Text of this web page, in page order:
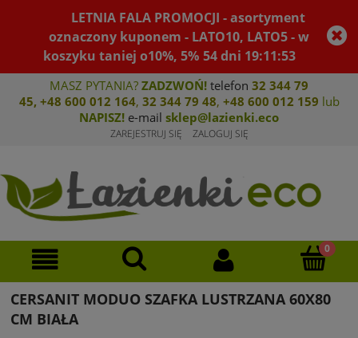
LETNIA FALA PROMOCJI - asortyment
oznaczony kuponem - LATO10, LATO5 - w
koszyku taniej o10%, 5% 54dni 19:11:53
MASZ PYTANIA? ZADZWOŃ! telefon 32 344 79
45, +48 600 012 164, 32 344 79 48, +48 600 012 159 lub
NAPISZ! e-mail sklep@lazienki.eco
ZAREJESTRUJ SIĘ ZALOGUJ SIĘ
CERSANIT MODUO SZAFKA LUSTRZANA 60X80
CM BIAŁA